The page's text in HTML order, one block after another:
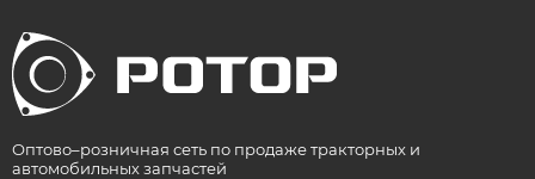
Оптово–розничная сеть по продаже тракторных и
автомобильных запчастей